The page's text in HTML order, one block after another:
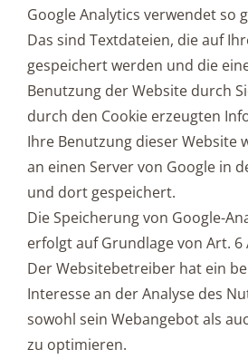
Google Analytics verwendet so
Das sind Textdateien, die auf
gespeichert werden und die
Benutzung der Website durch
durch den Cookie erzeugten
Ihre Benutzung dieser Website
an einen Server von Google in
und dort gespeichert.
Die Speicherung von Google-
erfolgt auf Grundlage von Art. 6
Der Websitebetreiber hat ein
Interesse an der Analyse des
sowohl sein Webangebot als
zu optimieren.